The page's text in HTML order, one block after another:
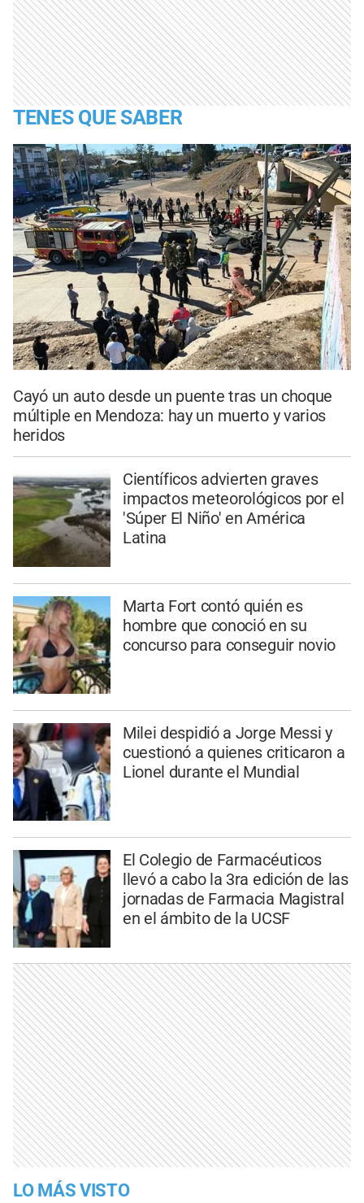
TENES QUE SABER
Cayó un auto desde un puente tras un choque
múltiple en Mendoza: hay un muerto y varios
heridos
Científicos advierten graves
impactos meteorológicos por el
'Súper El Niño' en América
Latina
Marta Fort contó quién es
hombre que conoció en su
concurso para conseguir novio
Milei despidió a Jorge Messi y
cuestionó a quienes criticaron a
Lionel durante el Mundial
El Colegio de Farmacéuticos
llevó a cabo la 3ra edición de las
jornadas de Farmacia Magistral
en el ámbito de la UCSF
LO MÁS VISTO